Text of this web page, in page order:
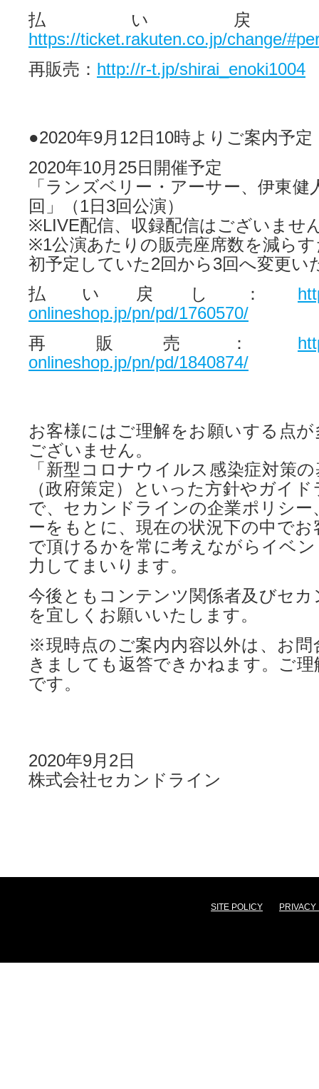
払い戻
https://ticket.rakuten.co.jp/change/
再販売： http://r-t.jp/shirai_enoki1004
●2020年9月12日10時よりご案内予定
2020年10月25日開催予定
「ランズベリー・アーサー、伊東
回」（1日3回公演）
※LIVE配信、収録配信はございませ
※1公演あたりの販売座席数を減ら
初予定していた2回から3回へ変更い
払い戻し：
onlineshop.jp/pn/pd/1760570/
再販売：
onlineshop.jp/pn/pd/1840874/
お客様にはご理解をお願いする点
ございません。
「新型コロナウイルス感染症対策
（政府策定）といった方針やガイ
で、セカンドラインの企業ポリシ
ーをもとに、現在の状況下の中で
で頂けるかを常に考えながらイベ
力してまいります。
今後ともコンテンツ関係者及びセ
を宜しくお願いいたします。
※現時点のご案内内容以外は、お問
きましても返答できかねます。ご
です。
2020年9月2日
株式会社セカンドライン
SITE POLICY